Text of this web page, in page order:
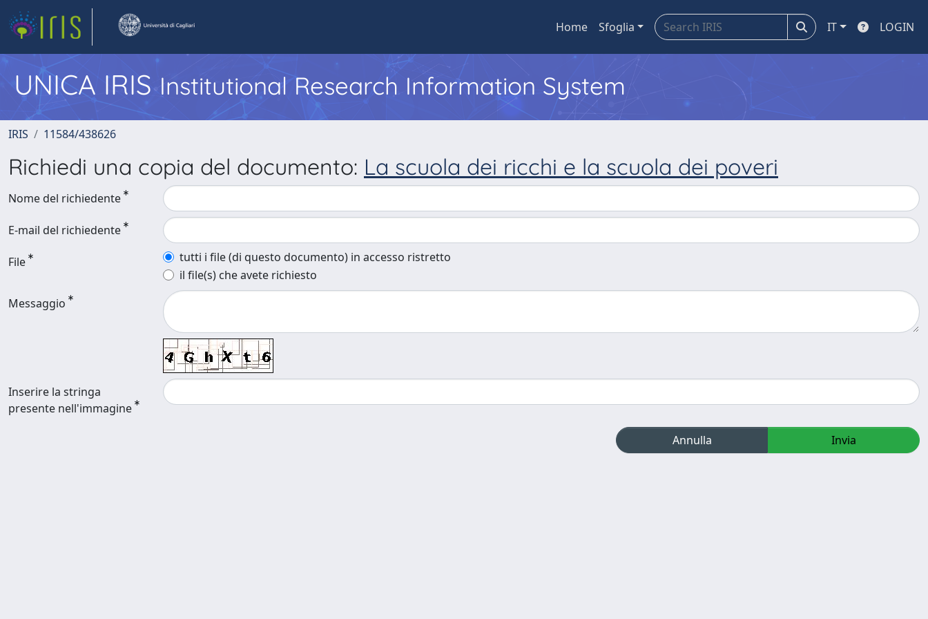
Home Sfoglia IT LOGIN
UNICA IRISInstitutional Research Information System
IRIS 11584/438626
Richiedi una copia del documento: La scuola dei ricchi e la scuola dei poveri
Nome del richiedente
E-mail del richiedente
File
tutti i file (di questo documento) in accesso ristretto
il file(s) che avete richiesto
Messaggio
Inserire la stringa
presente nell'immagine
Annulla Invia